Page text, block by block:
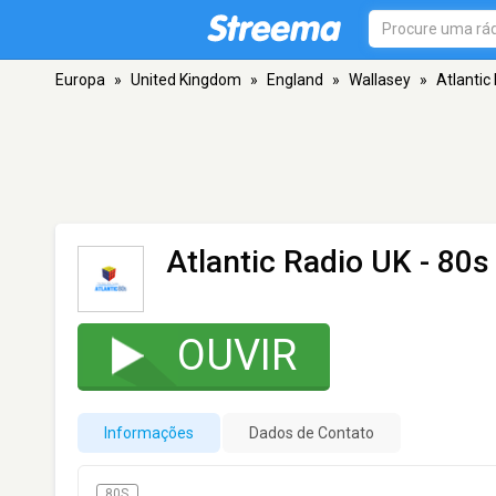
Europa » United Kingdom » England » Wallasey » Atlantic
Atlantic Radio UK - 80s
OUVIR
Informações Dados de Contato